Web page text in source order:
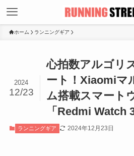
ホーム ランニングギア
心拍数アルゴリ
ート！Xiaomiマ
ム搭載スマート
「Redmi Watch 3
2024
12/23
ランニングギア 2024年12月23日